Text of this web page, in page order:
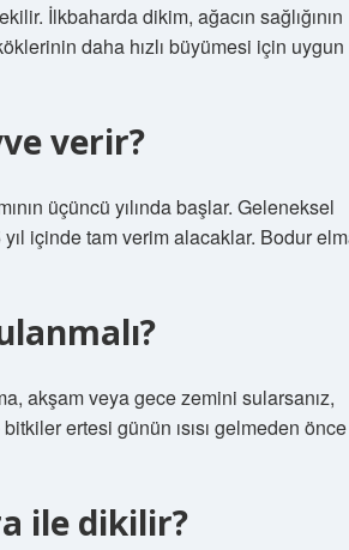
İlkbaharda dikim, ağacın sağlığının
daha hızlı büyümesi için uygun
verir?
üçüncü yılında başlar. Geleneksel
içinde tam verim alacaklar. Bodur
akşam veya gece zemini sularsanız,
ertesi günün ısısı gelmeden önce
ile dikilir?